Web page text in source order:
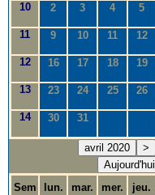
10 2 3 4 5
11 9 10 11 12
12 16 17 18 19
13 23 24 25 26
14 30 31
avril 2020 >
Aujourd'hui
Sem
lun. mar. mer. jeu.